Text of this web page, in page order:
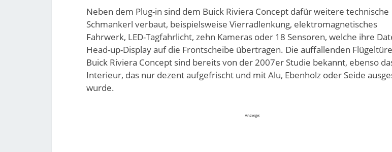
Neben dem Plug-in sind dem Buick Riviera Concept dafür weitere technische
Schmankerl verbaut, beispielsweise Vierradlenkung, elektromagnetisches
Fahrwerk, LED-Tagfahrlicht, zehn Kameras oder 18 Sensoren, welche ihre
Head-up-Display auf die Frontscheibe übertragen. Die auffallenden
Buick Riviera Concept sind bereits von der 2007er Studie bekannt, ebenso
Interieur, das nur dezent aufgefrischt und mit Alu, Ebenholz oder Seide
wurde.
Anzeige: